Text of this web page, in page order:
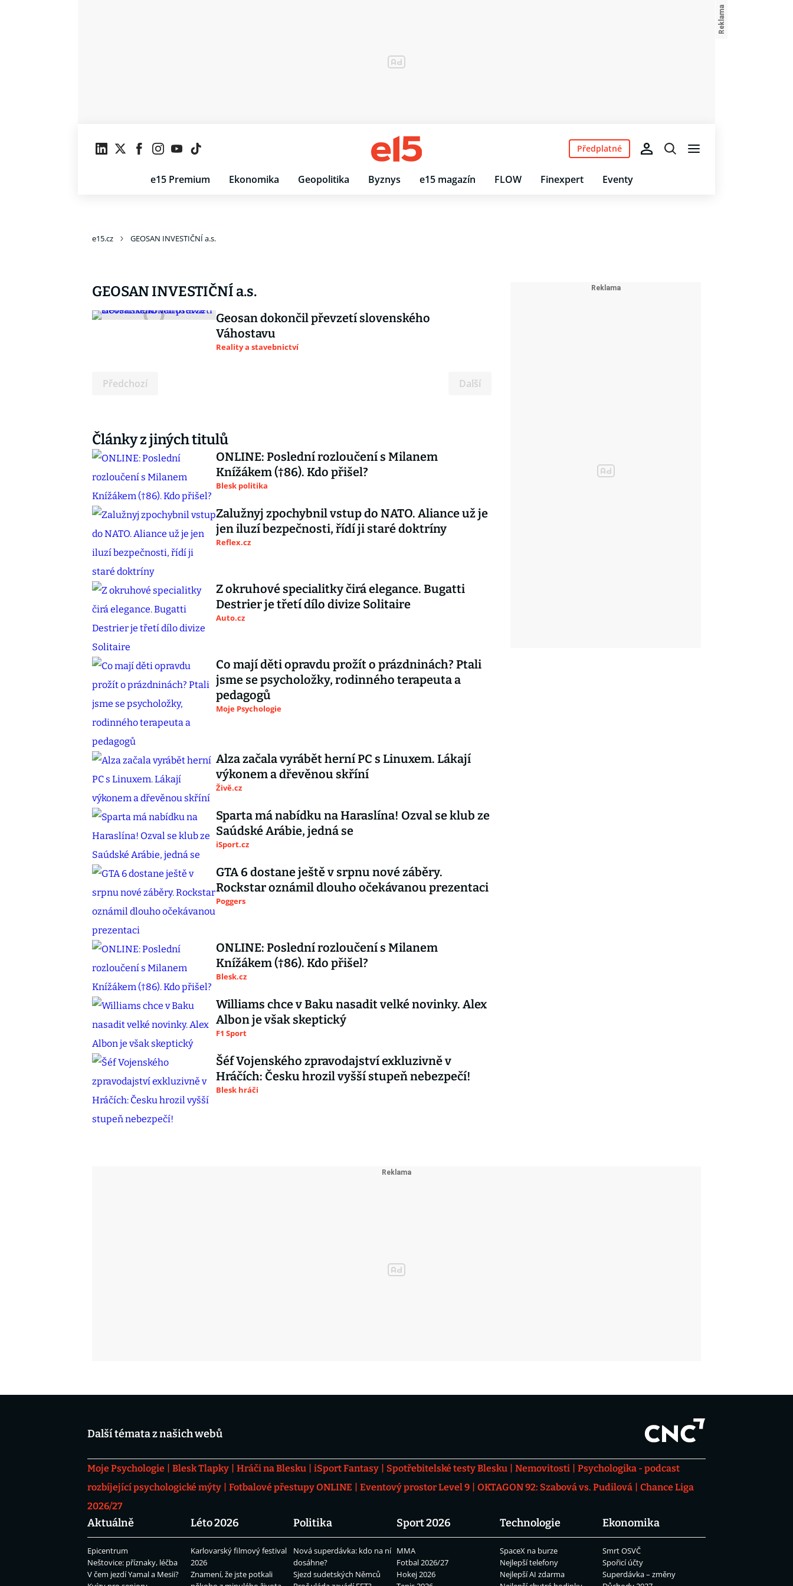
e15 Premium Ekonomika Geopolitika Byznys e15 magazín FLOW Finexpert Eventy
Předplatné
e15.cz GEOSAN INVESTIČNÍ a.s.
GEOSAN INVESTIČNÍ a.s.
Geosan dokončil převzetí slovenského
Váhostavu
Reality a stavebnictví
Předchozí Další
Články z jiných titulů
ONLINE: Poslední rozloučení s Milanem
Knížákem (†86). Kdo přišel?
Blesk politika
Zalužnyj zpochybnil vstup do NATO. Aliance už je
jen iluzí bezpečnosti, řídí ji staré doktríny
Reflex.cz
Z okruhové specialitky čirá elegance. Bugatti
Destrier je třetí dílo divize Solitaire
Auto.cz
Co mají děti opravdu prožít o prázdninách? Ptali
jsme se psycholožky, rodinného terapeuta a
pedagogů
Moje Psychologie
Alza začala vyrábět herní PC s Linuxem. Lákají
výkonem a dřevěnou skříní
Živě.cz
Sparta má nabídku na Haraslína! Ozval se klub ze
Saúdské Arábie, jedná se
iSport.cz
GTA 6 dostane ještě v srpnu nové záběry.
Rockstar oznámil dlouho očekávanou prezentaci
Poggers
ONLINE: Poslední rozloučení s Milanem
Knížákem (†86). Kdo přišel?
Blesk.cz
Williams chce v Baku nasadit velké novinky. Alex
Albon je však skeptický
F1 Sport
Šéf Vojenského zpravodajství exkluzivně v
Hráčích: Česku hrozil vyšší stupeň nebezpečí!
Blesk hráči
Další témata z našich webů
Moje Psychologie Blesk Tlapky Hráči na Blesku iSport Fantasy Spotřebitelské testy Blesku Nemovitosti
Psychologika - podcast
rozbíjející psychologické mýty
Fotbalové přestupy ONLINE Eventový prostor Level 9 OKTAGON 92: Szabová vs. Pudilová
Chance Liga
2026/27
Aktuálně
Epicentrum
Neštovice: příznaky, léčba
V čem jezdí Yamal a Mesii?
Léto 2026
Karlovarský filmový festival
2026
Znamení, že jste potkali
Politika
Nová superdávka: kdo na ní
dosáhne?
Sjezd sudetských Němců
Sport 2026
MMA
Fotbal 2026/27
Hokej 2026
Technologie
SpaceX na burze
Nejlepší telefony
Nejlepší AI zdarma
Ekonomika
Smrt OSVČ
Spořicí účty
Superdávka – změny